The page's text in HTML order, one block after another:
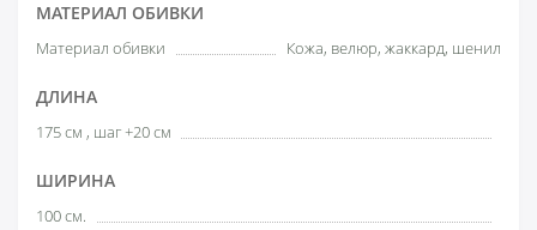
МАТЕРИАЛ ОБИВКИ
Материал обивки Кожа, велюр, жаккард, шенил
ДЛИНА
175 см , шаг +20 см
ШИРИНА
100 см.